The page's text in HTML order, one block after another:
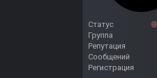
Статус
Группа
Репутация
Сообщений
Регистрация